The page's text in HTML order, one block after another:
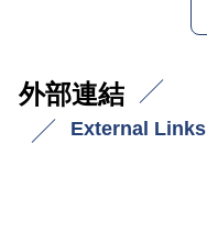
外部連結
External Links